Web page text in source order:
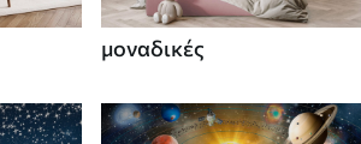
μοναδικές